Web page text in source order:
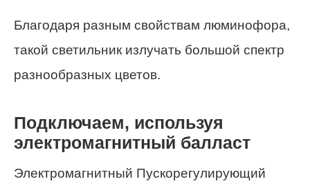
Благодаря разным свойствам люминофора,
такой светильник излучать большой спектр
разнообразных цветов.
Подключаем, используя
электромагнитный балласт
Электромагнитный Пускорегулирующий